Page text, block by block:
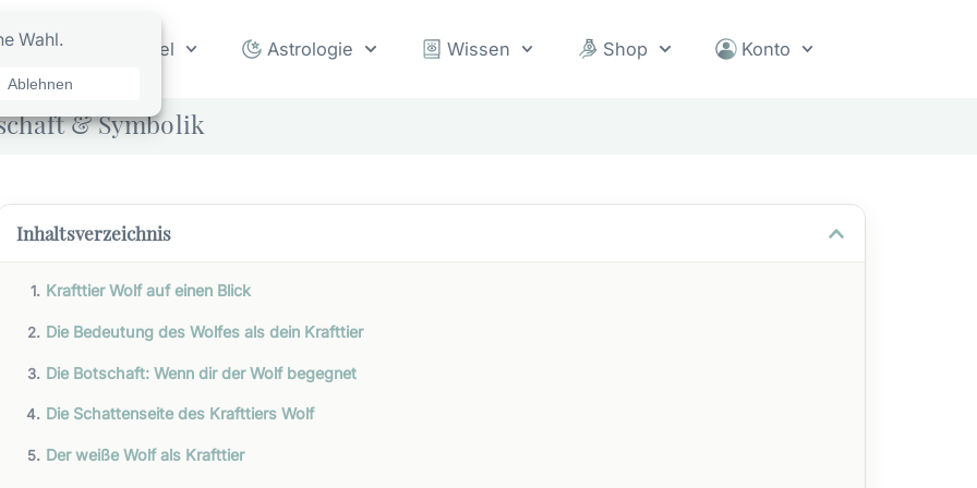
Orakel Astrologie Wissen Shop Konto
& Symbolik
Inhaltsverzeichnis
Krafttier Wolf auf einen Blick
Die Bedeutung des Wolfes als dein Krafttier
Die Botschaft: Wenn dir der Wolf begegnet
Die Schattenseite des Krafttiers Wolf
Der weiße Wolf als Krafttier